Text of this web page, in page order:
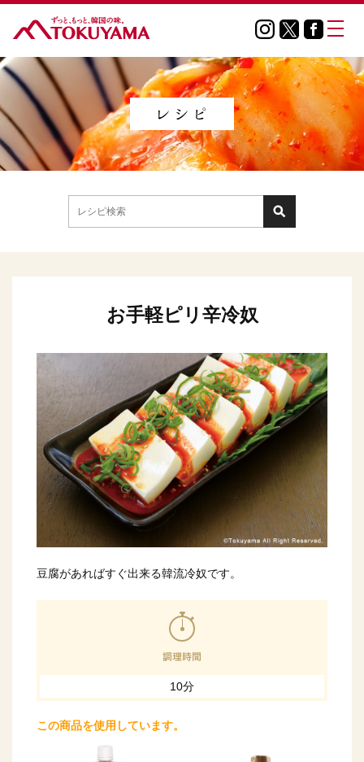
お手軽ピリ辛冷奴
豆腐があればすぐ出来る韓流冷奴です。
10分
この商品を使用しています。